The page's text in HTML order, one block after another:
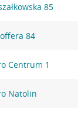
85
84
Centrum 1
Natolin